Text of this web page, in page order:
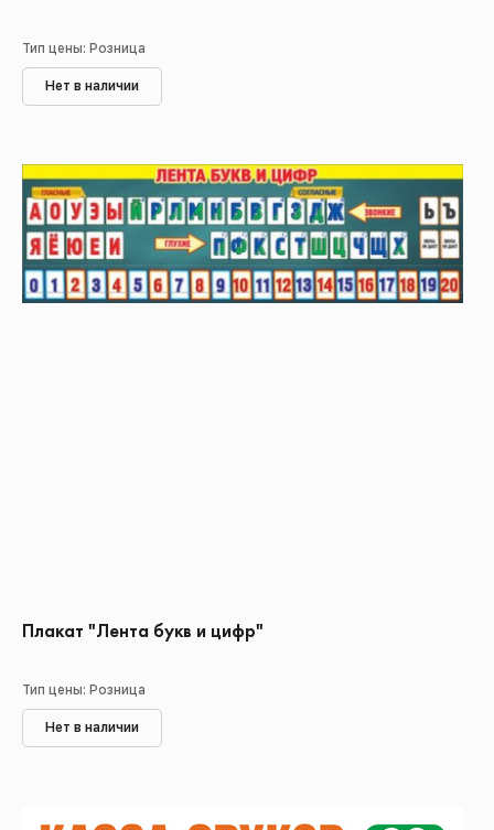
Тип цены: Розница
Нет в наличии
Плакат "Лента букв и цифр"
Тип цены: Розница
Нет в наличии